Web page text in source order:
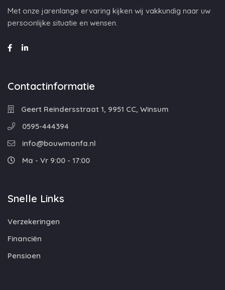
Met onze jarenlange ervaring kijken wij vakkundig naar uw
persoonlijke situatie en wensen.
Contactinformatie
Geert Reindersstraat 1, 9951 CC, Winsum
0595-444394
info@bouwmanfa.nl
Ma - Vr 9:00 - 17:00
Snelle Links
Verzekeringen
Financiën
Pensioen